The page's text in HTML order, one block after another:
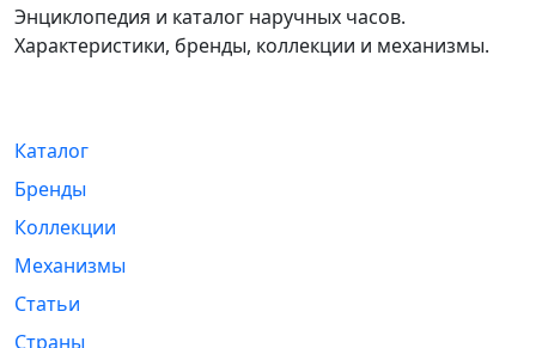
Энциклопедия и каталог наручных часов.
Характеристики, бренды, коллекции и механизмы.
Каталог
Бренды
Коллекции
Механизмы
Статьи
Страны